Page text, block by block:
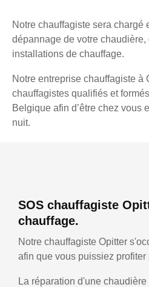
Notre chauffagiste sera chargé
dépannage de votre
installations de chauffage.
Notre entreprise chauffagiste
chauffagistes qualifiés et
Belgique afin d’être chez vous
nuit.
SOS chauffagiste
chauffage.
Notre chauffagiste Opitter
afin que vous puissiez
La réparation d'une